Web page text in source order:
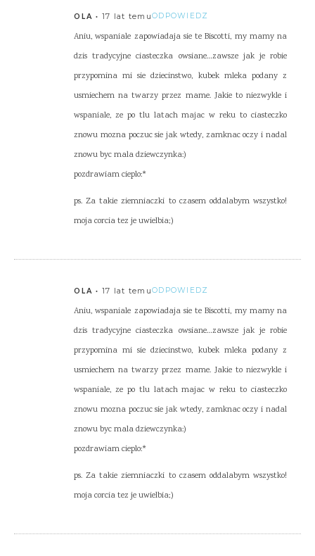
OLA 17 lat temuODPOWIEDZ
Aniu, wspaniale zapowiadaja sie te Biscotti, my mamy na
dzis tradycyjne ciasteczka owsiane…zawsze jak je robie
przypomina mi sie dziecinstwo, kubek mleka podany z
usmiechem na twarzy przez mame. Jakie to niezwykle i
wspaniale, ze po tlu latach majac w reku to ciasteczko
znowu mozna poczuc sie jak wtedy, zamknac oczy i nadal
znowu byc mala dziewczynka:)
pozdrawiam cieplo:*
ps. Za takie ziemniaczki to czasem oddalabym wszystko!
moja corcia tez je uwielbia;)
OLA 17 lat temuODPOWIEDZ
Aniu, wspaniale zapowiadaja sie te Biscotti, my mamy na
dzis tradycyjne ciasteczka owsiane…zawsze jak je robie
przypomina mi sie dziecinstwo, kubek mleka podany z
usmiechem na twarzy przez mame. Jakie to niezwykle i
wspaniale, ze po tlu latach majac w reku to ciasteczko
znowu mozna poczuc sie jak wtedy, zamknac oczy i nadal
znowu byc mala dziewczynka:)
pozdrawiam cieplo:*
ps. Za takie ziemniaczki to czasem oddalabym wszystko!
moja corcia tez je uwielbia;)